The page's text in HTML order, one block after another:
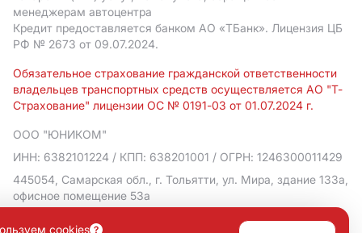
менеджерам автоцентра
Кредит предоставляется банком АO «ТБанк». Лицензия ЦБ
РФ № 2673 от 09.07.2024.
Обязательное страхование гражданской ответственности
владельцев транспортных средств осуществляется АО "Т-
Страхование" лицензии ОС № 0191-03 от 01.07.2024 г.
ООО "ЮНИКОМ"
ИНН: 6382101224 / КПП: 638201001 / ОГРН: 1246300011429
445054, Самарская обл., г. Тольятти, ул. Мира, здание 133а,
офисное помещение 53а
Политика в отношении обработки персональных данных
cookies